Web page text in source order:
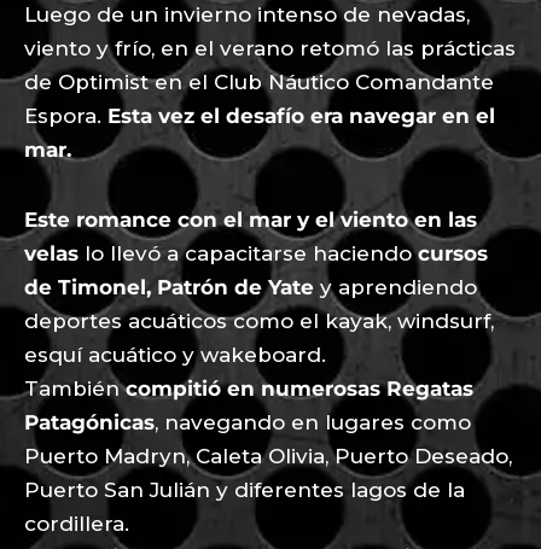
Luego de un invierno intenso de nevadas,
viento y frío, en el verano retomó las prácticas
de Optimist en el Club Náutico Comandante
Espora. Esta vez el desafío era navegar en el
mar.
Este romance con el mar y el viento en las
velas lo llevó a capacitarse haciendocursos
de Timonel, Patrón de Yate y aprendiendo
deportes acuáticos como el kayak, windsurf,
esquí acuático y wakeboard.
Tambiéncompitió en numerosas Regatas
Patagónicas, navegando en lugares como
Puerto Madryn, Caleta Olivia, Puerto Deseado,
Puerto San Julián y diferentes lagos de la
cordillera.